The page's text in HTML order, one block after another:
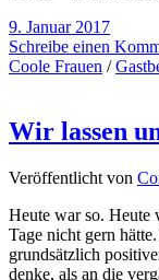
9. Januar 2017
Schreibe einen
Coole Frauen /
Wir lassen
Veröffentlicht von
Heute war so. Heute
Tage nicht gern
grundsätzlich
denke, als an die